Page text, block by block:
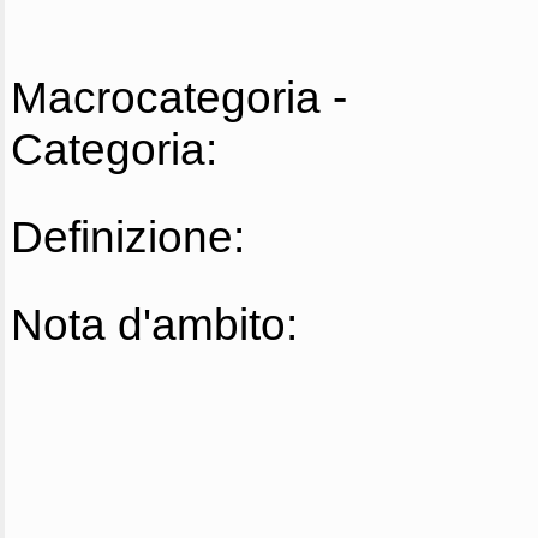
Macrocategoria -
Categoria:
Definizione:
Nota d'ambito: